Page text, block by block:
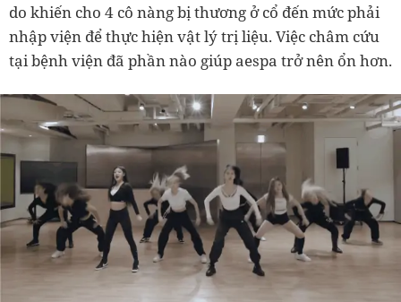
do khiến cho 4 cô nàng bị thương ở cổ đến mức phải
nhập viện để thực hiện vật lý trị liệu. Việc châm cứu
tại bệnh viện đã phần nào giúp aespa trở nên ổn hơn.